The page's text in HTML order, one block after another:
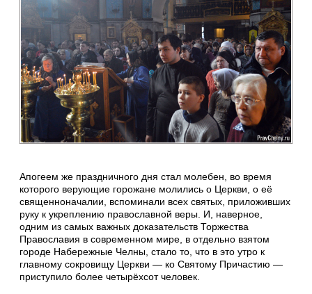
Апогеем же праздничного дня стал молебен, во время
которого верующие горожане молились о Церкви, о её
священноначалии, вспоминали всех святых, приложивших
руку к укреплению православной веры. И, наверное,
одним из самых важных доказательств Торжества
Православия в современном мире, в отдельно взятом
городе Набережные Челны, стало то, что в это утро к
главному сокровищу Церкви — ко Святому Причастию —
приступило более четырёхсот человек.